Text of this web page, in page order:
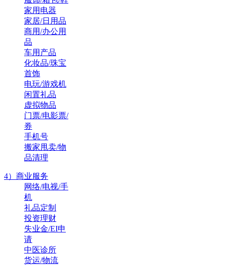
家用电器
家居/日用品
商用/办公用
品
车用产品
化妆品/珠宝
首饰
电玩/游戏机
闲置礼品
虚拟物品
门票/电影票/
券
手机号
搬家甩卖/物
品清理
4）商业服务
网络/电视/手
机
礼品定制
投资理财
失业金/EI申
请
中医诊所
货运/物流